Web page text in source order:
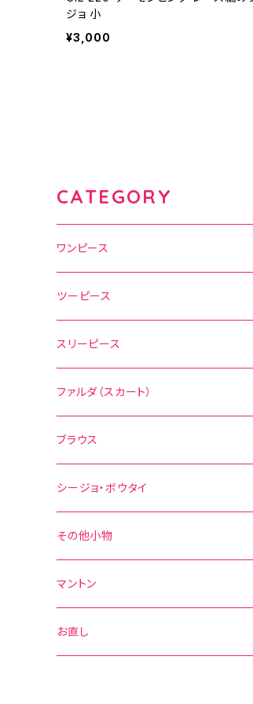
ジョ 小
¥3,000
CATEGORY
ワンピース
水玉
花柄
無地
その他の柄
ツーピース
水玉
花柄
無地
その他の柄
スリーピース
ファルダ（スカート）
水玉
花柄
無地
その他の柄
ブラウス
水玉
花柄
無地
その他の柄
シージョ・ボウタイ
シージョ
水玉
花柄
ボウタイ
水玉
その他小物
エプロン
ベルト
マントン
お直し